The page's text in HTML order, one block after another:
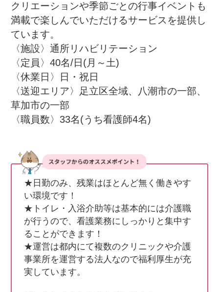
クリエーションや季節ごとの行事イベントも
満載で楽しんでいただけるサービスを提供し
ています。
〈施設〉通所リハビリテーション
〈定員〉40名/日(月～土)
〈休業日〉日・祝日
〈送迎エリア〉足立区全域、八潮市の一部、
草加市の一部
〈職員数〉33名(うち看護師4名)
★日勤のみ、残業はほとんど無く働きやす
い環境です！
★トイレ・入浴介助等は基本的には介護職
が行うので、看護業務にしっかりと集中す
ることができます！
★運営は都内にて複数のクリニックや介護
事業所を運営する法人なので福利厚生が充
実しています。